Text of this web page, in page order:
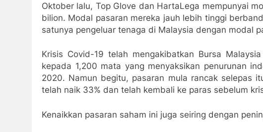
Oktober lalu, Top Glove dan HartaLega mempunyai
bilion. Modal pasaran mereka jauh lebih tinggi
satunya pengeluar tenaga di Malaysia dengan modal
Krisis Covid-19 telah mengakibatkan Bursa
kepada 1,200 mata yang menyaksikan penurunan
2020. Namun begitu, pasaran mula rancak selepas
telah naik 33% dan telah kembali ke paras sebelum
Kenaikkan pasaran saham ini juga seiring dengan